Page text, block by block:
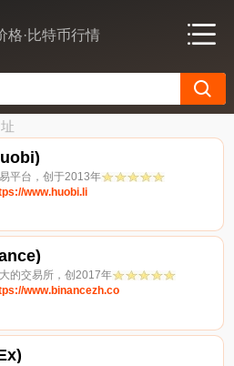
格·比特币行情
平台，创于2013年
www.huobi.li
的交易所，创2017年
www.binancezh.co